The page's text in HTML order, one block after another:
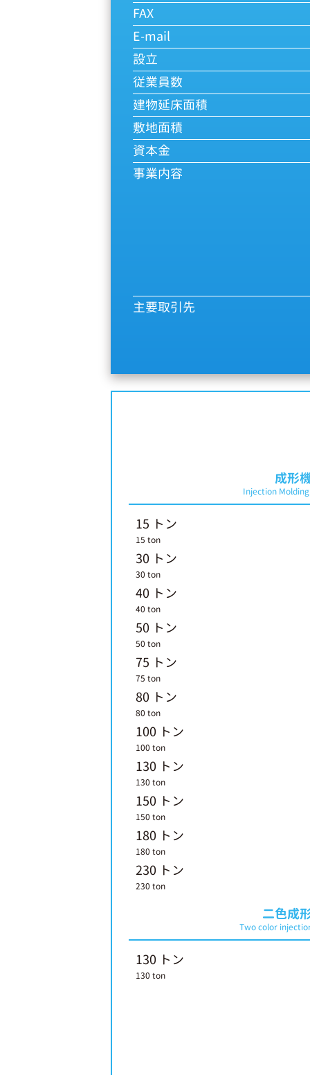
FAX
E-mail
設立
従業員数
建物延床面積
敷地面積
資本金
事業内容
主要取引先
成形
Injection
15 トン
15 ton
30 トン
30 ton
40 トン
40 ton
50 トン
50 ton
75 トン
75 ton
80 トン
80 ton
100 トン
100 ton
130 トン
130 ton
150 トン
150 ton
180 トン
180 ton
230 トン
230 ton
二色成
Two color
130 トン
130 ton